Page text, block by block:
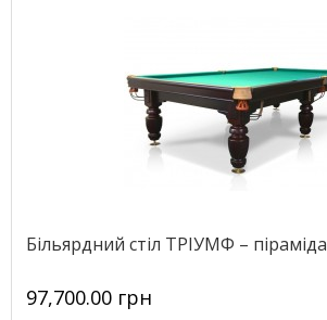
Більярдний стіл ТРІУМФ – піраміда
97,700.00 грн